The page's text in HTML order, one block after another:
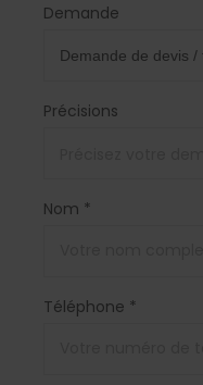
Demande
Précisions
Nom *
Téléphone *